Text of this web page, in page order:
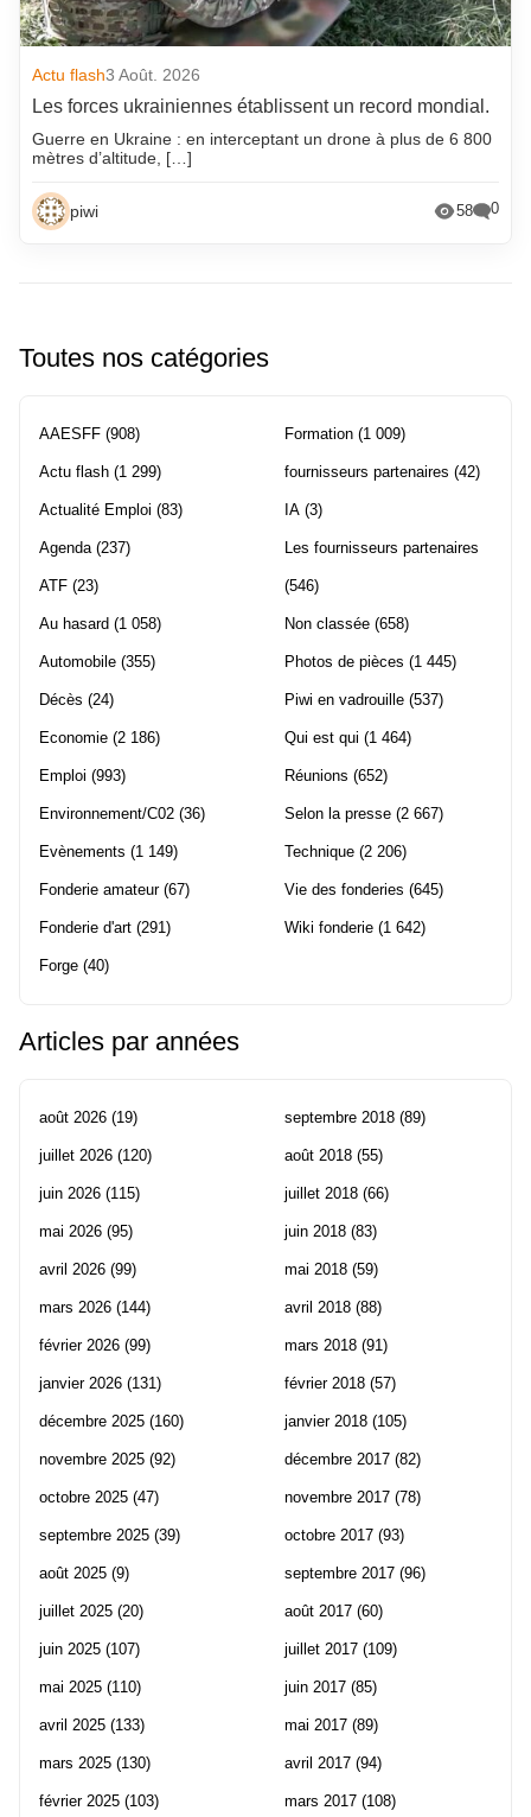
Actu flash3 Août. 2026
Les forces ukrainiennes établissent un record mondial.
Guerre en Ukraine : en interceptant un drone à plus de 6 800
mètres d’altitude, […]
piwi 58 0
Toutes nos catégories
AAESFF (908)
Actu flash (1 299)
Actualité Emploi (83)
Agenda (237)
ATF (23)
Au hasard (1 058)
Automobile (355)
Décès (24)
Economie (2 186)
Emploi (993)
Environnement/C02 (36)
Evènements (1 149)
Fonderie amateur(67)
Fonderie d'art (291)
Forge (40)
Formation (1 009)
fournisseurs partenaires (42)
IA (3)
Les fournisseurs partenaires
(546)
Non classée (658)
Photos de pièces (1 445)
Piwi en vadrouille (537)
Qui est qui (1 464)
Réunions (652)
Selon la presse (2 667)
Technique (2 206)
Vie des fonderies (645)
Wiki fonderie (1 642)
Articles par années
août 2026 (19)
juillet 2026 (120)
juin 2026 (115)
mai 2026 (95)
avril 2026 (99)
mars 2026 (144)
février 2026 (99)
janvier 2026 (131)
décembre 2025 (160)
novembre 2025 (92)
octobre 2025 (47)
septembre 2025 (39)
août 2025 (9)
juillet 2025 (20)
juin 2025 (107)
mai 2025 (110)
avril 2025 (133)
mars 2025 (130)
février 2025 (103)
septembre 2018 (89)
août 2018 (55)
juillet 2018 (66)
juin 2018 (83)
mai 2018 (59)
avril 2018 (88)
mars 2018 (91)
février 2018 (57)
janvier 2018 (105)
décembre 2017 (82)
novembre 2017 (78)
octobre 2017 (93)
septembre 2017 (96)
août 2017 (60)
juillet 2017 (109)
juin 2017 (85)
mai 2017 (89)
avril 2017 (94)
mars 2017 (108)